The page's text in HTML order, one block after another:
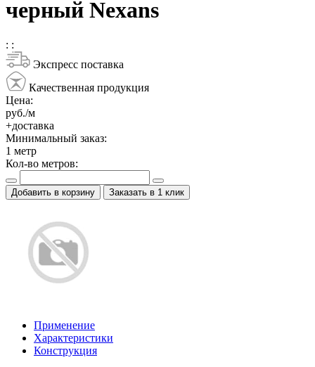
черный Nexans
: :
Экспресс поставка
Качественная продукция
Цена:
руб./м
+доставка
Минимальный заказ:
1 метр
Кол-во метров:
Добавить в корзину Заказать в 1 клик
Применение
Характеристики
Конструкция